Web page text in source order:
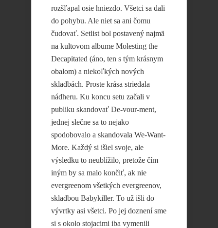
rozšľapal osie hniezdo. Všetci sa dali
do pohybu. Ale niet sa ani čomu
čudovať. Setlist bol postavený najmä
na kultovom albume Molesting the
Decapitated (áno, ten s tým krásnym
obalom) a niekoľkých nových
skladbách. Proste krása striedala
nádheru. Ku koncu setu začali v
publiku skandovať De-vour-ment,
jednej slečne sa to nejako
spodobovalo a skandovala We-Want-
More. Každý si išiel svoje, ale
výsledku to neublížilo, pretože čím
iným by sa malo končiť, ak nie
evergreenom všetkých evergreenov,
skladbou Babykiller. To už išli do
vývrtky asi všetci. Po jej doznení sme
si s okolo stojacimi iba vymenili